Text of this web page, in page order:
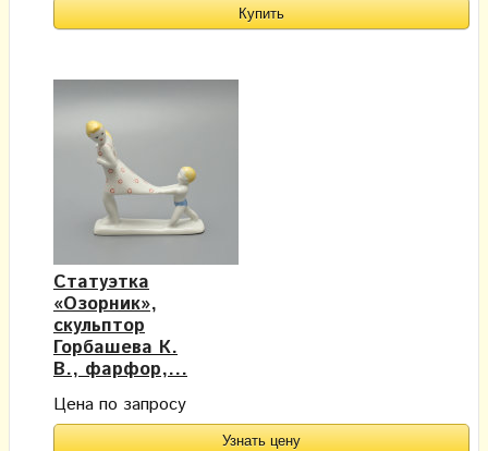
Статуэтка
«Озорник»,
скульптор
Горбашева К.
В., фарфор,...
Цена по запросу
Узнать цену